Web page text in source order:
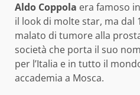
Aldo Coppola era famoso
il look di molte star, ma dal
malato di tumore alla
società che porta il suo
per l’Italia e in tutto il
accademia a Mosca.